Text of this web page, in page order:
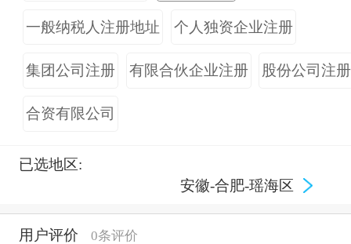
一般纳税人注册地址 个人独资企业注册
集团公司注册 有限合伙企业注册 股份公司注册
合资有限公司
已选地区:
安徽-合肥-瑶海区
用户评价
0条评价